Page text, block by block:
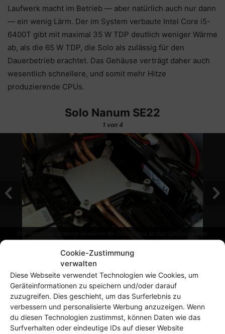
Cookie-Zustimmung
verwalten
Diese Webseite verwendet Technologien wie Cookies, um
Geräteinformationen zu speichern und/oder darauf
zuzugreifen. Dies geschieht, um das Surferlebnis zu
verbessern und personalisierte Werbung anzuzeigen. Wenn
du diesen Technologien zustimmst, können Daten wie das
Surfverhalten oder eindeutige IDs auf dieser Website
Laufwerk macht im Betrieb — aber natürlich auch nur dann
— ein wenig Lärm. Der im System verbaute Intel Core i5-
6400T gibt mit maximal 35 W TDP deutlich weniger Wärme
ab, als die 65 W TDP, die Solo als zulässig für den
Dauerbetrieb erachtet. Das Gehäuse verträgt daher auch
wesentlich schnellere, und somit mehr Hitze
produzierende CPUs.
Solo Nanum SE22
1 von 4
Im Praxistest funktionierte die passive Kühlung bei mir
ohne Probleme: Gestresst durch dieGreat Internet
Mersenne Prime Search
erreicht die CPU nach 2
Stunden knechten eine stabile Temperatur von etwa 50 bis
52 Grad. Die Außenseite des Gehäuses wird dabei nur